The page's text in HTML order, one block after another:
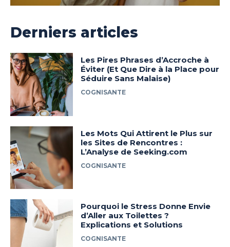
Derniers articles
Les Pires Phrases d’Accroche à
Éviter (Et Que Dire à la Place pour
Séduire Sans Malaise)
COGNISANTE
Les Mots Qui Attirent le Plus sur
les Sites de Rencontres :
L’Analyse de Seeking.com
COGNISANTE
Pourquoi le Stress Donne Envie
d’Aller aux Toilettes ?
Explications et Solutions
COGNISANTE